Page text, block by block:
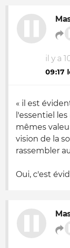
il y a
09:17
« il est
l'essentiel
mêmes
vision de la
rassembler
Oui, c'est